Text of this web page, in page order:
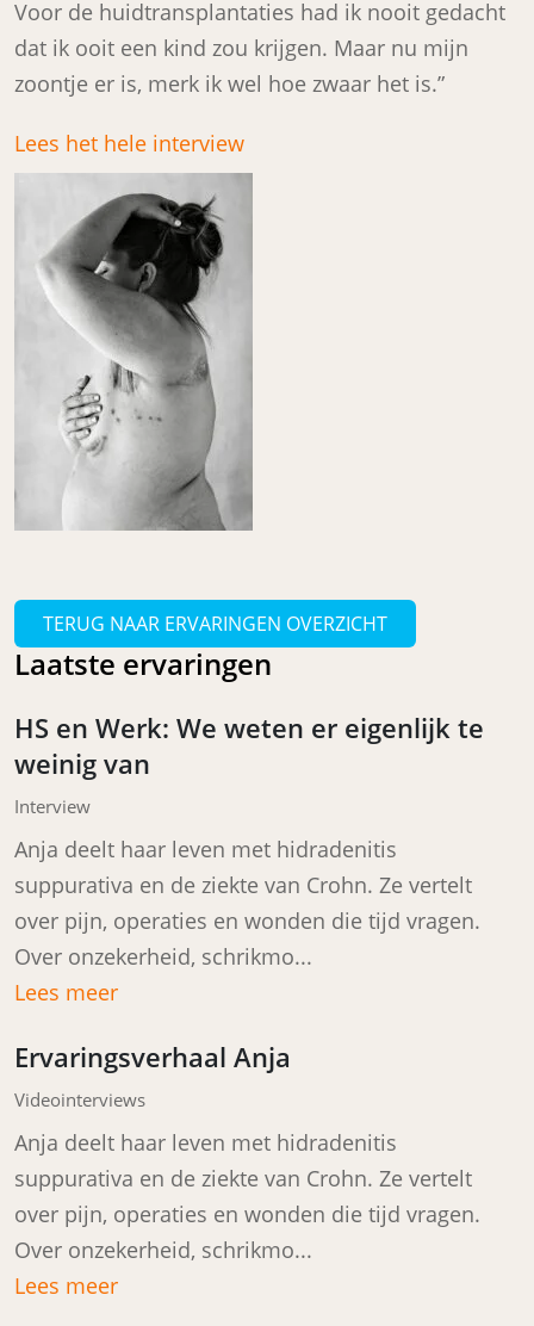
Voor de huidtransplantaties had ik nooit gedacht
dat ik ooit een kind zou krijgen. Maar nu mijn
zoontje er is, merk ik wel hoe zwaar het is.”
Lees het hele interview
TERUG NAAR ERVARINGEN OVERZICHT
Laatste ervaringen
HS en Werk: We weten er eigenlijk te
weinig van
Interview
Anja deelt haar leven met hidradenitis
suppurativa en de ziekte van Crohn. Ze vertelt
over pijn, operaties en wonden die tijd vragen.
Over onzekerheid, schrikmo...
Lees meer
Ervaringsverhaal Anja
Videointerviews
Anja deelt haar leven met hidradenitis
suppurativa en de ziekte van Crohn. Ze vertelt
over pijn, operaties en wonden die tijd vragen.
Over onzekerheid, schrikmo...
Lees meer